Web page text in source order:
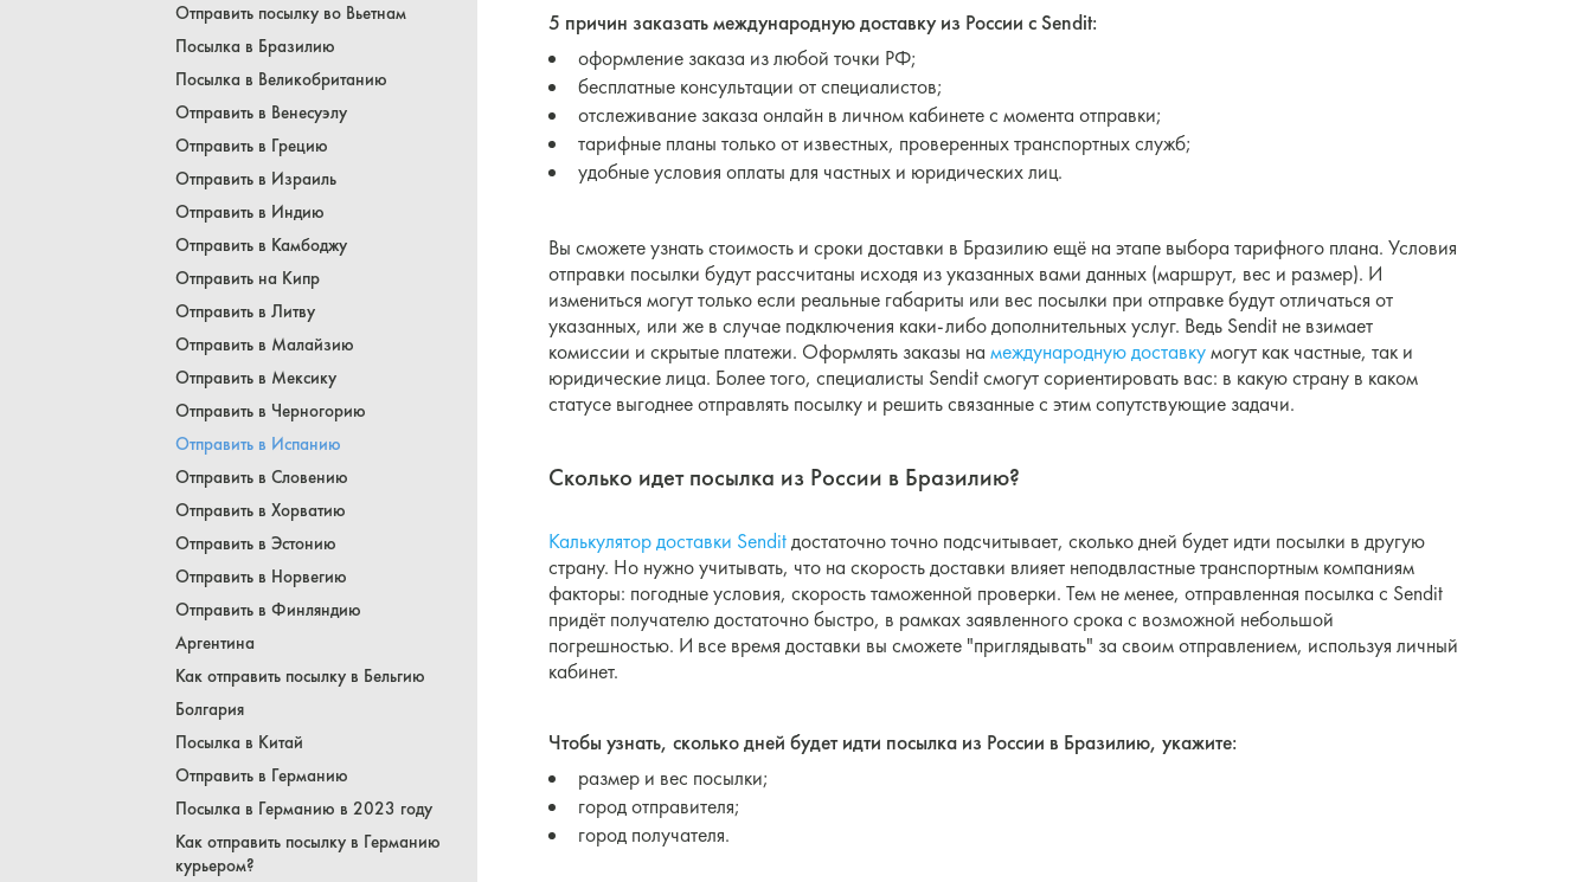
Отправить посылку во Вьетнам
Посылка в Бразилию
Посылка в Великобританию
Отправить в Венесуэлу
Отправить в Грецию
Отправить в Израиль
Отправить в Индию
Отправить в Камбоджу
Отправить на Кипр
Отправить в Литву
Отправить в Малайзию
Отправить в Мексику
Отправить в Черногорию
Отправить в Испанию
Отправить в Словению
Отправить в Хорватию
Отправить в Эстонию
Отправить в Норвегию
Отправить в Финляндию
Аргентина
Как отправить посылку в Бельгию
Болгария
Посылка в Китай
Отправить в Германию
Посылка в Германию в 2023 году
Как отправить посылку в Германию
курьером?
5 причин заказать международную доставку из России с Sendit:
оформление заказа из любой точки РФ;
бесплатные консультации от специалистов;
отслеживание заказа онлайн в личном кабинете с момента отправки;
тарифные планы только от известных, проверенных транспортных служб;
удобные условия оплаты для частных и юридических лиц.
Вы сможете узнать стоимость и сроки доставки в Бразилию ещё на этапе выбора тарифного плана. Условия
отправки посылки будут рассчитаны исходя из указанных вами данных (маршрут, вес и размер). И
измениться могут только если реальные габариты или вес посылки при отправке будут отличаться от
указанных, или же в случае подключения каки-либо дополнительных услуг. Ведь Sendit не взимает
комиссии и скрытые платежи. Оформлять заказы намеждународную доставкумогут как частные, так и
юридические лица. Более того, специалисты Sendit смогут сориентировать вас: в какую страну в каком
статусе выгоднее отправлять посылку и решить связанные с этим сопутствующие задачи.
Сколько идет посылка из России в Бразилию?
Калькулятор доставки Senditдостаточно точно подсчитывает, сколько дней будет идти посылки в другую
страну. Но нужно учитывать, что на скорость доставки влияет неподвластные транспортным компаниям
факторы: погодные условия, скорость таможенной проверки. Тем не менее, отправленная посылка с Sendit
придёт получателю достаточно быстро, в рамках заявленного срока с возможной небольшой
погрешностью. И все время доставки вы сможете "приглядывать" за своим отправлением, используя личный
кабинет.
Чтобы узнать, сколько дней будет идти посылка из России в Бразилию, укажите:
размер и вес посылки;
город отправителя;
город получателя.